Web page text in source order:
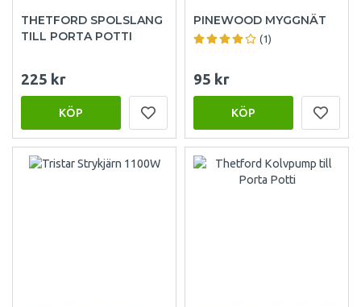
THETFORD SPOLSLANG
TILL PORTA POTTI
225 kr
KÖP
PINEWOOD MYGGNÄT
(1)
95 kr
KÖP